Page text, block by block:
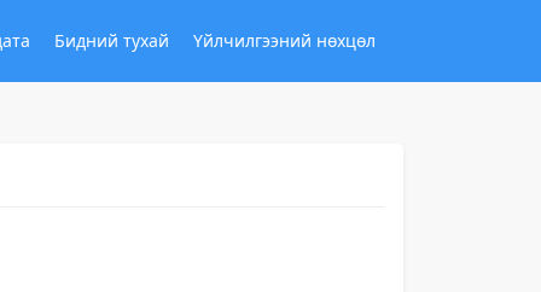
Бидний тухай Үйлчилгээний нөхцөл